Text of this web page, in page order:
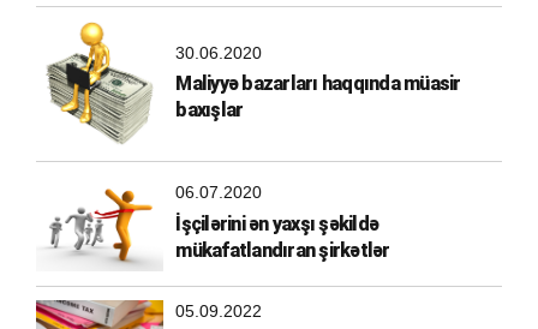
30.06.2020
Maliyyə bazarları haqqında müasir
baxışlar
06.07.2020
İşçilərini ən yaxşı şəkildə
mükafatlandıran şirkətlər
05.09.2022